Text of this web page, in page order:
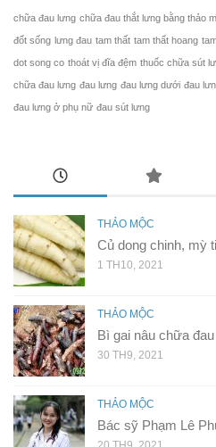
chữa đau lưng chữa đau thắt lưng bằng thảo
đốt sống lưng đau tam thất tam thất hoang
dot song co thoát vị đĩa đệm thuốc chữa sút
chữa đau lưng đau lưng đau lưng dưới đau
đau lưng ở phụ nữ đau sút lưng
THẢO MỘC
Củ dong chinh, mỳ
1 TH10, 2021
THẢO MỘC
Bì gai nâu chữa
30 TH9, 2021
THẢO MỘC
Bác sỹ Phạm Lê